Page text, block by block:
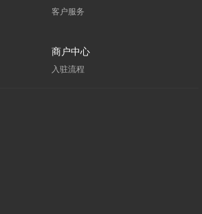
客户服务
商户中心
入驻流程